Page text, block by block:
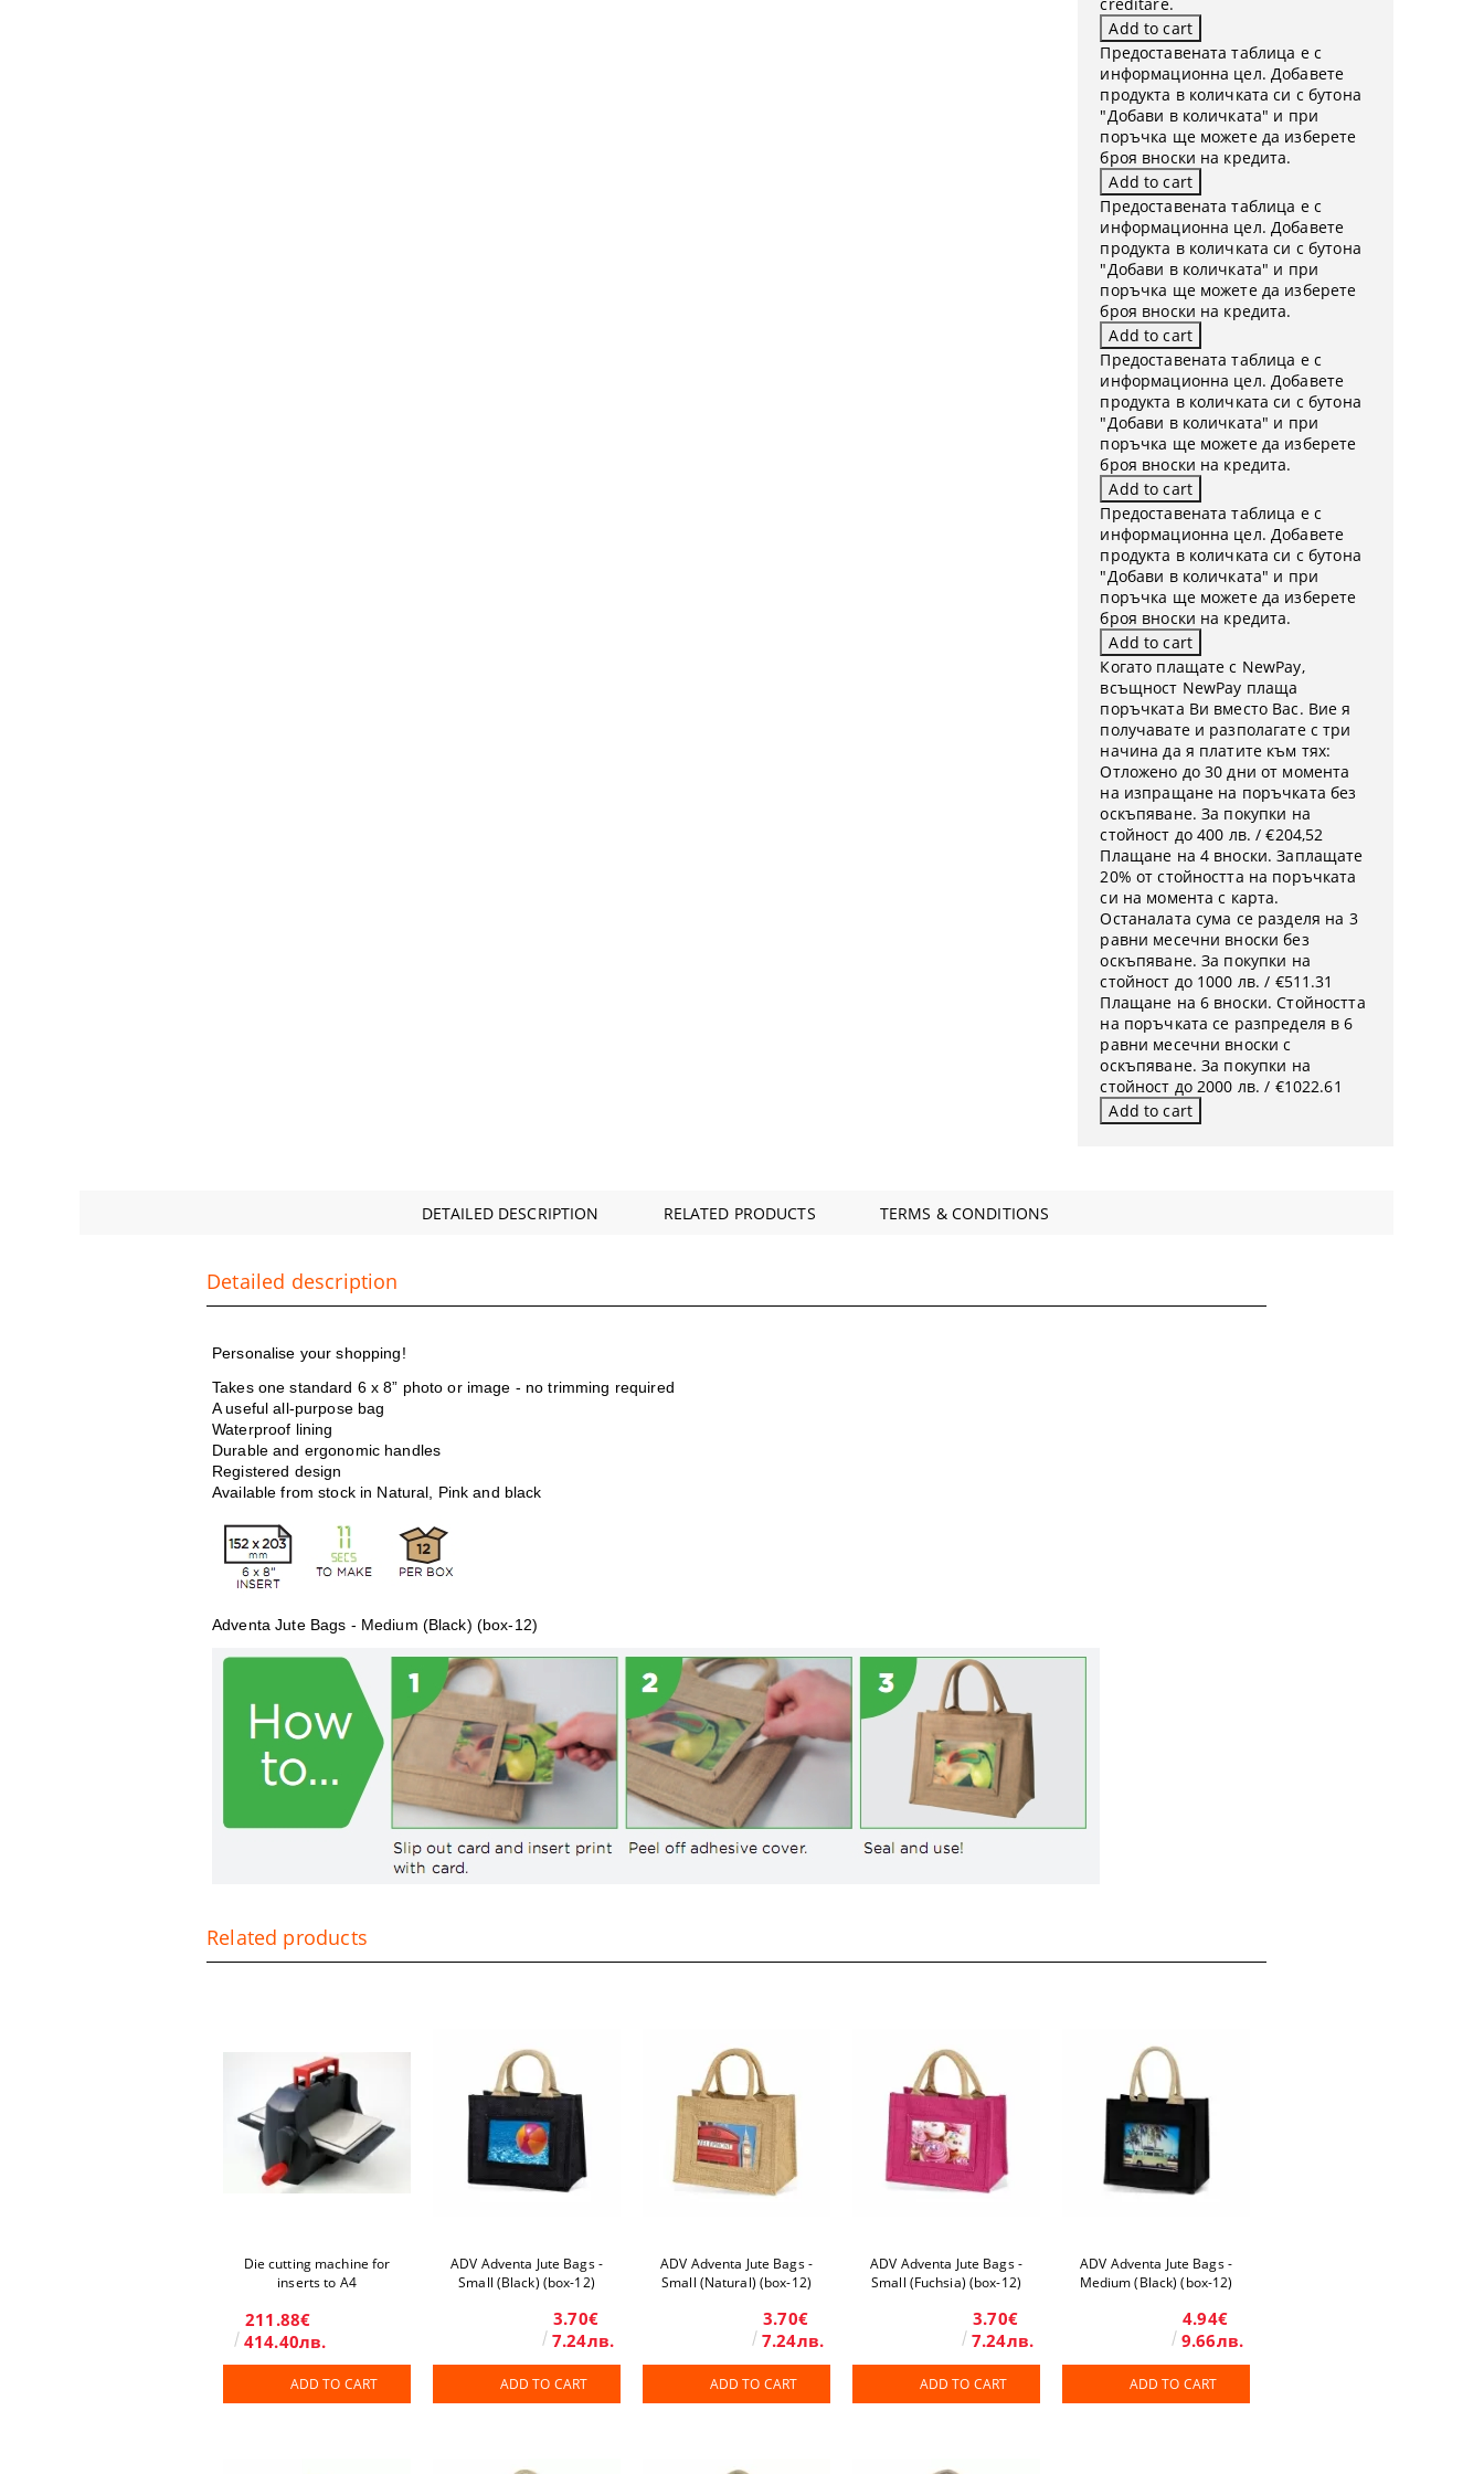
Предоставената таблица е с
информационна цел. Добавете
продукта в количката си с бутона
"Добави в количката" и при
поръчка ще можете да изберете
броя вноски на кредита.
Предоставената таблица е с
информационна цел. Добавете
продукта в количката си с бутона
"Добави в количката" и при
поръчка ще можете да изберете
броя вноски на кредита.
Предоставената таблица е с
информационна цел. Добавете
продукта в количката си с бутона
"Добави в количката" и при
поръчка ще можете да изберете
броя вноски на кредита.
Предоставената таблица е с
информационна цел. Добавете
продукта в количката си с бутона
"Добави в количката" и при
поръчка ще можете да изберете
броя вноски на кредита.
Когато плащате с NewPay,
всъщност NewPay плаща
поръчката Ви вместо Вас. Вие я
получавате и разполагате с три
начина да я платите към тях:
Отложено до 30 дни от момента
на изпращане на поръчката без
оскъпяване. За покупки на
стойност до 400 лв. / €204,52
Плащане на 4 вноски. Заплащате
20% от стойността на поръчката
си на момента с карта.
Останалата сума се разделя на 3
равни месечни вноски без
оскъпяване. За покупки на
стойност до 1000 лв. / €511.31
Плащане на 6 вноски. Стойността
на поръчката се разпределя в 6
равни месечни вноски с
оскъпяване. За покупки на
стойност до 2000 лв. / €1022.61
DETAILED DESCRIPTION RELATED PRODUCTS TERMS & CONDITIONS
Detailed description
Personalise your shopping!
Takes one standard 6 x 8” photo or image - no trimming required
A useful all-purpose bag
Waterproof lining
Durable and ergonomic handles
Registered design
Available from stock in Natural, Pink and black
Adventa Jute Bags - Medium (Black) (box-12)
Related products
Die cutting machine for
inserts to A4
211.88€
414.40лв.
ADD TO CART
ADV Adventa Jute Bags -
Small (Black) (box-12)
3.70€
7.24лв.
ADD TO CART
ADV Adventa Jute Bags -
Small (Natural) (box-12)
3.70€
7.24лв.
ADD TO CART
ADV Adventa Jute Bags -
Small (Fuchsia) (box-12)
3.70€
7.24лв.
ADD TO CART
ADV Adventa Jute Bags -
Medium (Black) (box-12)
4.94€
9.66лв.
ADD TO CART